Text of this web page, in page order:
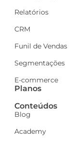
Relatórios
CRM
Funil de Vendas
Segmentações
E-commerce
Planos
Conteúdos
Blog
Academy